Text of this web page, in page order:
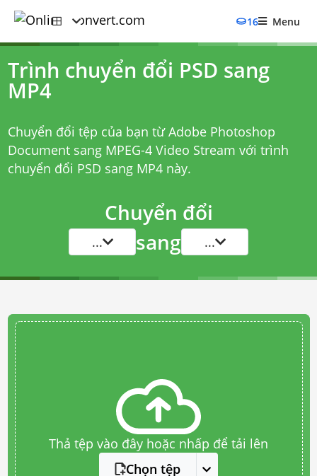
16 Menu
Trình chuyển đổi PSD sang
MP4
Chuyển đổi tệp của bạn từ Adobe Photoshop
Document sang MPEG-4 Video Stream với trình
chuyển đổi PSD sang MP4này.
Chuyển đổi
... sang ...
Thả tệp vào đây hoặc nhấp để tải lên
Chọn tệp